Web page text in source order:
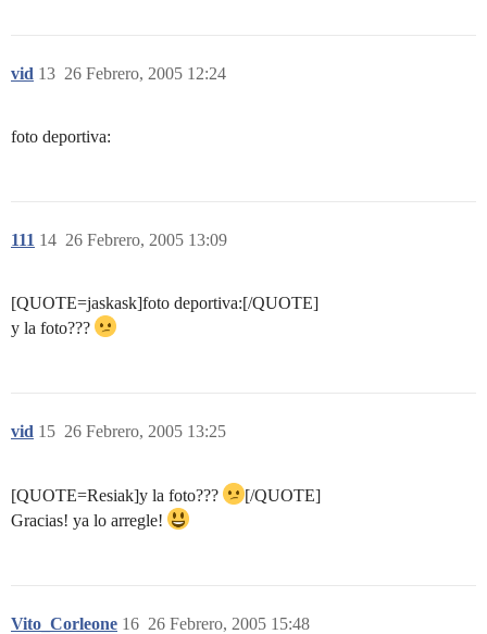
vid 26 Febrero, 2005 12:24
13
foto deportiva:
111 26 Febrero, 2005 13:09
14
[QUOTE=jaskask]foto deportiva:[/QUOTE]
y la foto???
vid 26 Febrero, 2005 13:25
15
[QUOTE=Resiak]y la foto???
[/QUOTE]
Gracias! ya lo arregle!
Vito_Corleone 26 Febrero, 2005 15:48
16